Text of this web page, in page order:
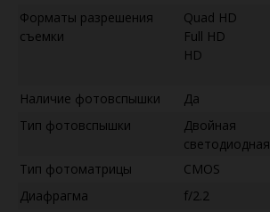
Форматы разрешения
съемки
Quad HD
Full HD
HD
Наличие фотовспышки
Да
Тип фотовспышки
Двойная
светодиодная
Тип фотоматрицы CMOS
Диафрагма
f/2.2